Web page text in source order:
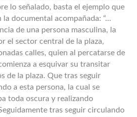
lo señalado, basta el ejemplo que
la documental acompañada: “…
de una persona masculina, la
el sector central de la plaza,
calles, quien al percatarse de
a esquivar su transitar
de la plaza. Que tras seguir
a esta persona, la cual se
toda oscura y realizando
tras seguir circulando